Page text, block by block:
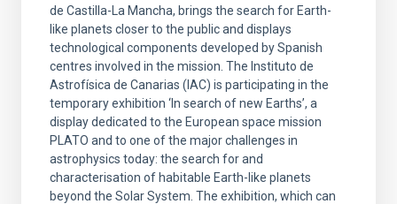
de Castilla-La Mancha, brings the search for Earth-
like planets closer to the public and displays
technological components developed by Spanish
centres involved in the mission. The Instituto de
Astrofísica de Canarias (IAC) is participating in the
temporary exhibition ‘In search of new Earths’, a
display dedicated to the European space mission
PLATO and to one of the major challenges in
astrophysics today: the search for and
characterisation of habitable Earth-like planets
beyond the Solar System. The exhibition, which can